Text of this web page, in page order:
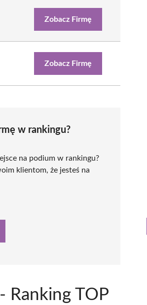
Zobacz Firmę
Zobacz Firmę
w rankingu?
na podium w rankingu?
klientom, że jesteś na
Ranking TOP